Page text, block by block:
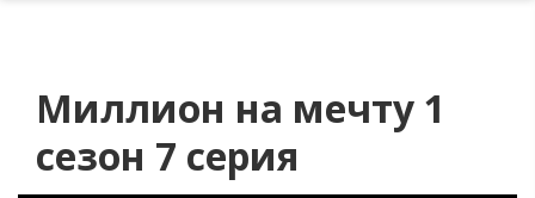
Миллион на мечту 1
сезон 7 серия